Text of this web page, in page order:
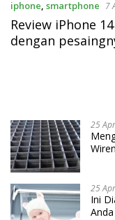
iphone, smartphone 7
Review iPhone
dengan
25
25
Ini